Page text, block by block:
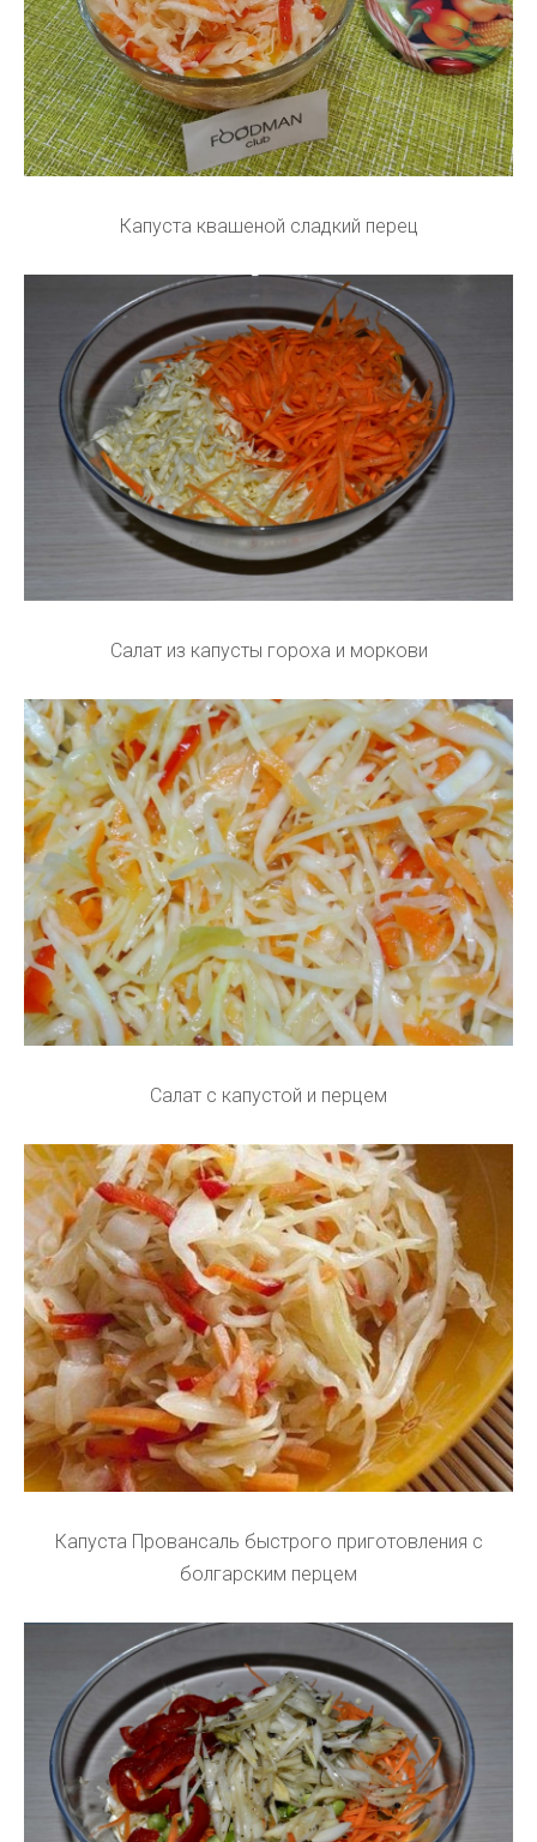
Капуста квашеной сладкий перец
Салат из капусты гороха и моркови
Салат с капустой и перцем
Капуста Провансаль быстрого приготовления с
болгарским перцем